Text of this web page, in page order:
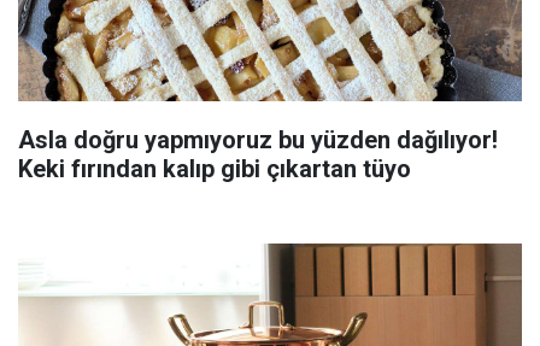
Asla doğru yapmıyoruz bu yüzden dağılıyor!
Keki fırından kalıp gibi çıkartan tüyo